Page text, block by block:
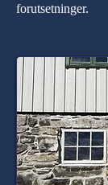
forutsetninger.